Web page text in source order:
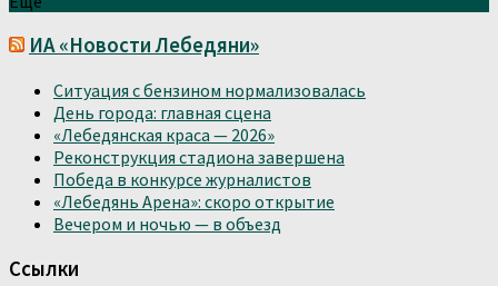
ИА «Новости Лебедяни»
Ситуация с бензином нормализовалась
День города: главная сцена
«Лебедянская краса — 2026»
Реконструкция стадиона завершена
Победа в конкурсе журналистов
«Лебедянь Арена»: скоро открытие
Вечером и ночью — в объезд
Ссылки